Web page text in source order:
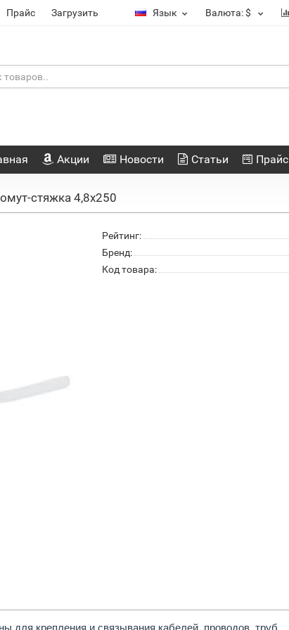
Прайс Загрузить Язык Валюта:$
Акции Новости Статьи Прайс
стяжка 4,8х250
Рейтинг:
Бренд:
Код товара:
для крепления и связывания кабелей, проводов, труб.